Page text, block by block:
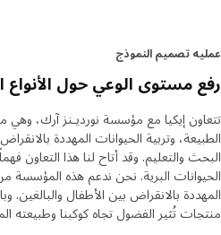
للأطفال التعرف على طول جناحي الطيور
أضفي لمسةً من الحيوية إلى الغرفة
بجهودٍ بسيطة، يُمكن لأجواء السافانا أن
شراشف السرير، أو إضافة غطاءٍ
على الجدران وأعمدة السرير، يُمكن أن
من الحيوانات.
تصميم النموذج
مستوى الوعي حول الأنواع
إيكيا مع مؤسسة نورديـنز آرك، وهي
وتربية الحيوانات المهددة بالانقراض
والتعليم. وقد أتاح لنا هذا التعاون فهماً
البرية. نحن ندعم هذه المؤسسة من
بالانقراض بين الأطفال والبالغين.
تُثير الفضول تجاه كوكبنا وطبيعته